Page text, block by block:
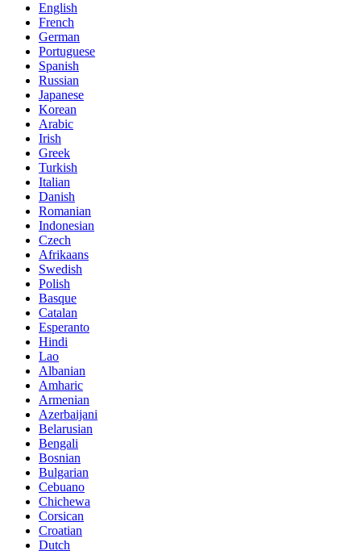
English
French
German
Portuguese
Spanish
Russian
Japanese
Korean
Arabic
Irish
Greek
Turkish
Italian
Danish
Romanian
Indonesian
Czech
Afrikaans
Swedish
Polish
Basque
Catalan
Esperanto
Hindi
Lao
Albanian
Amharic
Armenian
Azerbaijani
Belarusian
Bengali
Bosnian
Bulgarian
Cebuano
Chichewa
Corsican
Croatian
Dutch